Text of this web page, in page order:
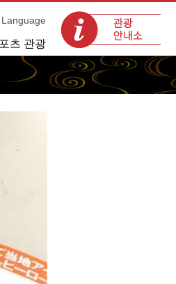
관광 안내소
츠 관광